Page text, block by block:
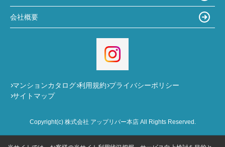
会社概要
マンションカタログ 利用規約 プライバシーポリシー
サイトマップ
Copyright(c) 株式会社 アップリバー本店 All Rights Reserved.